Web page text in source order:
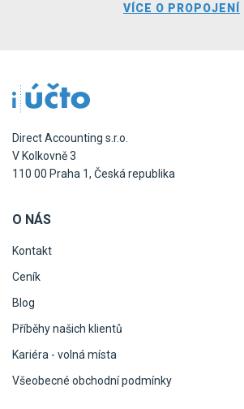
VÍCE O PROPOJENÍ
Direct Accounting s.r.o.
V Kolkovně 3
110 00 Praha 1, Česká republika
O NÁS
Kontakt
Ceník
Blog
Příběhy našich klientů
Kariéra - volná místa
Všeobecné obchodní podmínky